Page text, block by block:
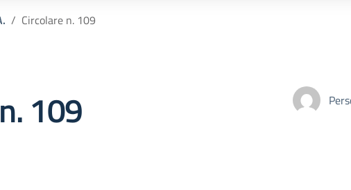
Circolare n. 109
109